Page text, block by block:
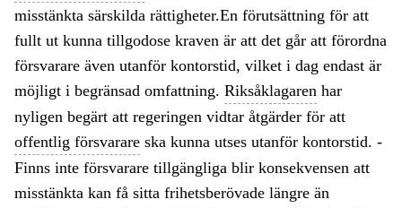
misstänkta särskilda rättigheter.En förutsättning för att
fullt ut kunna tillgodose kraven är att det går att förordna
försvarare även utanför kontorstid, vilket i dag endast är
möjligt i begränsad omfattning. Riksåklagaren har
nyligen begärt att regeringen vidtar åtgärder för att
offentlig försvarare ska kunna utses utanför kontorstid. -
Finns inte försvarare tillgängliga blir konsekvensen att
misstänkta kan få sitta frihetsberövade längre än